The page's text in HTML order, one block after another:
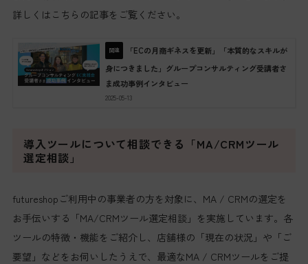
詳しくはこちらの記事をご覧ください。
「ECの月商ギネスを更新」「本質的なスキルが
身につきました」グループコンサルティング受講者さ
ま成功事例インタビュー
2025-05-13
導入ツールについて相談できる「MA/CRMツール
選定相談」
futureshopご利用中の事業者の方を対象に、MA / CRMの選定を
お手伝いする「MA/CRMツール選定相談」を実施しています。各
ツールの特徴・機能をご紹介し、店舗様の「現在の状況」や「ご
要望」などをお伺いしたうえで、最適なMA / CRMツールをご提